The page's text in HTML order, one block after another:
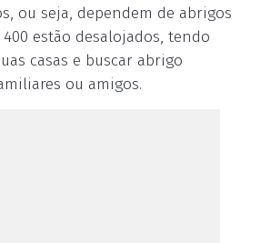
ou seja, dependem de abrigos
estão desalojados, tendo
casas e buscar abrigo
ou amigos.